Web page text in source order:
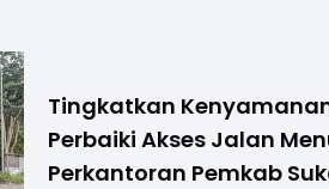
Tingkatkan
Perbaiki Akses Jalan
Perkantoran Pemkab